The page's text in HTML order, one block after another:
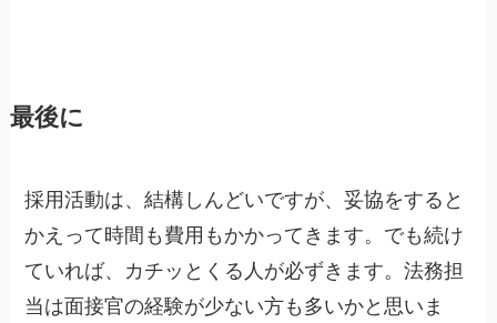
最後に
採用活動は、結構しんどいですが、妥協をすると
かえって時間も費用もかかってきます。でも続け
ていれば、カチッとくる人が必ずきます。法務担
当は面接官の経験が少ない方も多いかと思いま